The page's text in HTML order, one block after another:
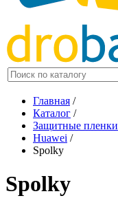
Главная /
Каталог /
Защитные пленки
Huawei /
Spolky
Spolky